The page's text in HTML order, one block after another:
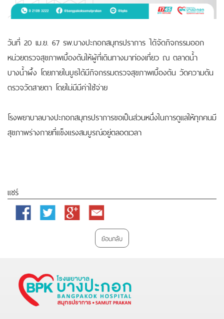
วันที่ 20 เม.ย. 67 รพ.บางปะกอกสมุทรปราการ ได้จัดกิจกรรมออก
หน่วยตรวจสุขภาพเบื้องต้นให้ผู้ที่เดินทางมาท่องเที่ยว ณ ตลาดน้ำ
บางน้ำผึ้ง โดยภายในบูธได้มีกิจกรรมตรวจสุขภาพเบื้องต้น วัดความดัน
ตรวจวัดสายตา โดยไม่มีมีค่าใช้จ่าย
โรงพยาบาลบางปะกอกสมุทรปราการขอเป็นส่วนหนึ่งในการดูแลให้ทุกคนมี
สุขภาพร่างกายที่แข็งแรงสมบูรณ์อยู่ตลอดเวลา
แชร์
Facebook Twitter
Google
Email
ย้อนกลับ